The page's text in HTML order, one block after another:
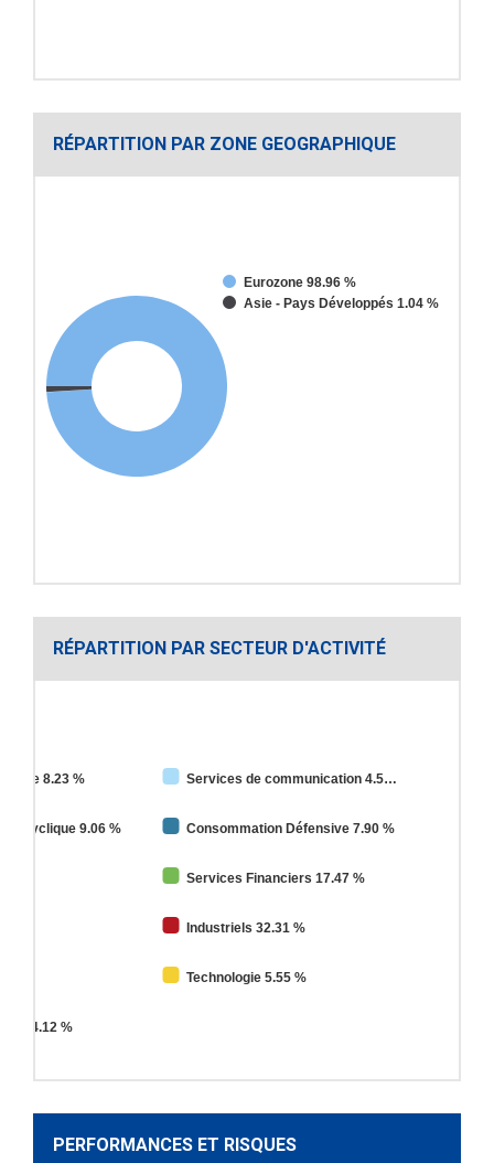
RÉPARTITION PAR ZONE GEOGRAPHIQUE
Eurozone 98.96 %
Asie - Pays Développés 1.04 %
RÉPARTITION PAR SECTEUR D'ACTIVITÉ
Base 8.23 % Services de communication 4.5
Cyclique 9.06 % Consommation Défensive 7.90 %
Services Financiers 17.47 %
Industriels 32.31 %
Technologie 5.55 %
4.12 %
PERFORMANCES ET RISQUES